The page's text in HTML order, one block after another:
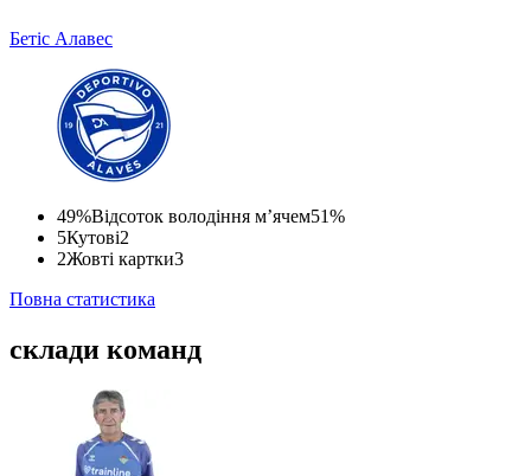
Бетіс Алавес
49%Відсоток володіння м’ячем51%
5Кутові2
2Жовті картки3
Повна статистика
склади команд